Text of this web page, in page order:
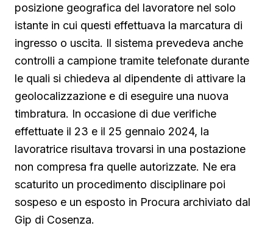
posizione geografica del lavoratore nel solo
istante in cui questi effettuava la marcatura di
ingresso o uscita. Il sistema prevedeva anche
controlli a campione tramite telefonate durante
le quali si chiedeva al dipendente di attivare la
geolocalizzazione e di eseguire una nuova
timbratura. In occasione di due verifiche
effettuate il 23 e il 25 gennaio 2024, la
lavoratrice risultava trovarsi in una postazione
non compresa fra quelle autorizzate. Ne era
scaturito un procedimento disciplinare poi
sospeso e un esposto in Procura archiviato dal
Gip di Cosenza.